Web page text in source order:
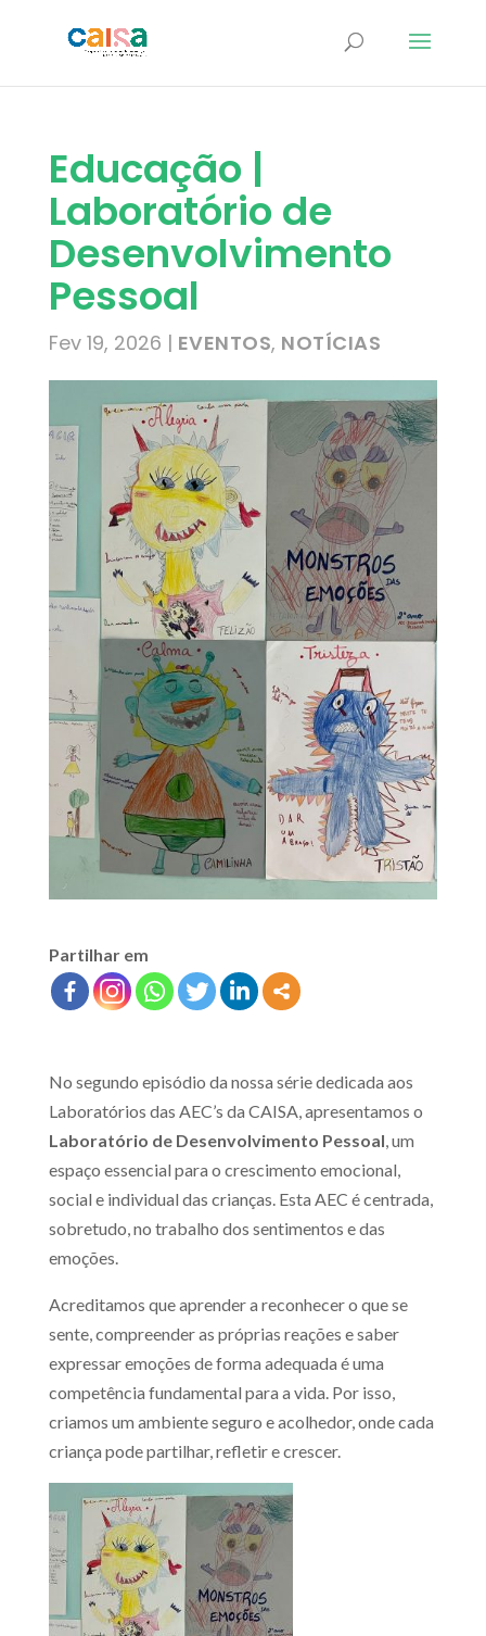
Educação |
Laboratório de
Desenvolvimento
Pessoal
Fev 19, 2026 | EVENTOS, NOTÍCIAS
Partilhar em
No segundo episódio da nossa série dedicada aos
Laboratórios das AEC’s da CAISA, apresentamos o
Laboratório de Desenvolvimento Pessoal, um
espaço essencial para o crescimento emocional,
social e individual das crianças. Esta AEC é centrada,
sobretudo, no trabalho dos sentimentos e das
emoções.
Acreditamos que aprender a reconhecer o que se
sente, compreender as próprias reações e saber
expressar emoções de forma adequada é uma
competência fundamental para a vida. Por isso,
criamos um ambiente seguro e acolhedor, onde cada
criança pode partilhar, refletir e crescer.